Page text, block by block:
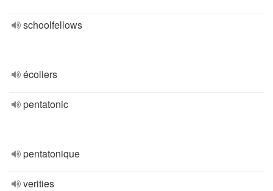
schoolfellows
écoliers
pentatonic
pentatonique
verities